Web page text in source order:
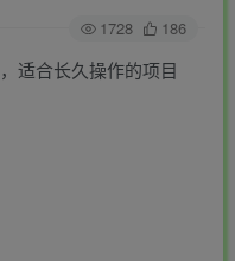
1728 186
适合长久操作的项目